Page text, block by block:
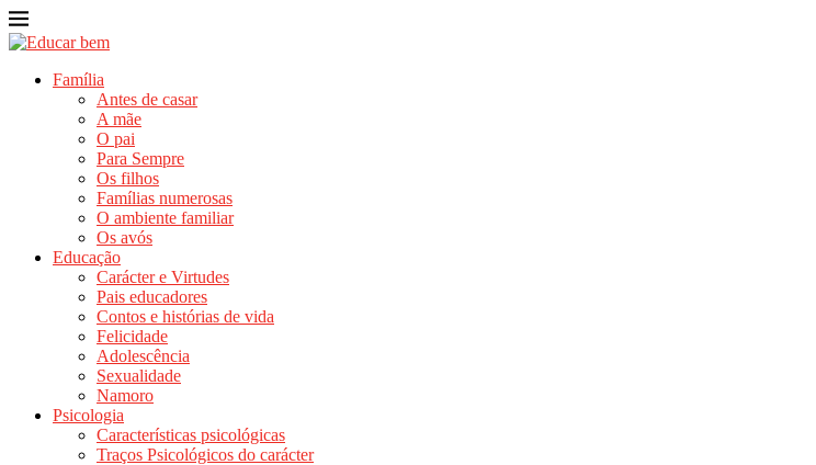
Família
Antes de casar
A mãe
O pai
Para Sempre
Os filhos
Famílias numerosas
O ambiente familiar
Os avós
Educação
Carácter e Virtudes
Pais educadores
Contos e histórias de vida
Felicidade
Adolescência
Sexualidade
Namoro
Psicologia
Características psicológicas
Traços Psicológicos do carácter